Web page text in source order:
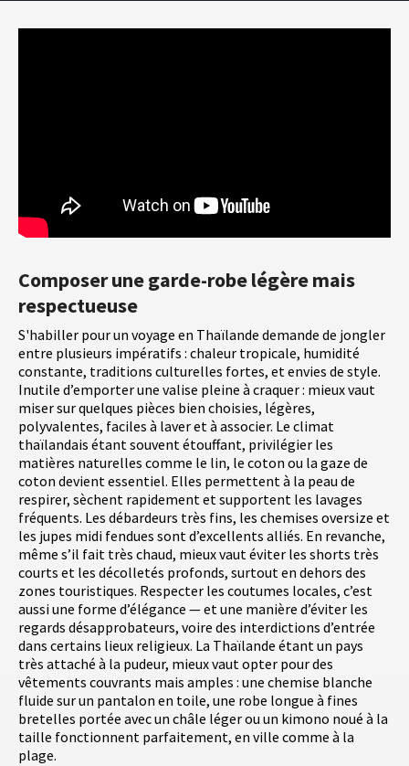
Composer une garde-robe légère mais
respectueuse
S'habiller pour un voyage en Thaïlande demande de jongler
entre plusieurs impératifs : chaleur tropicale, humidité
constante, traditions culturelles fortes, et envies de style.
Inutile d’emporter une valise pleine à craquer : mieux vaut
miser sur quelques pièces bien choisies, légères,
polyvalentes, faciles à laver et à associer. Le climat
thaïlandais étant souvent étouffant, privilégier les
matières naturelles comme le lin, le coton ou la gaze de
coton devient essentiel. Elles permettent à la peau de
respirer, sèchent rapidement et supportent les lavages
fréquents. Les débardeurs très fins, les chemises oversize et
les jupes midi fendues sont d’excellents alliés. En revanche,
même s’il fait très chaud, mieux vaut éviter les shorts très
courts et les décolletés profonds, surtout en dehors des
zones touristiques. Respecter les coutumes locales, c’est
aussi une forme d’élégance — et une manière d’éviter les
regards désapprobateurs, voire des interdictions d’entrée
dans certains lieux religieux. La Thaïlande étant un pays
très attaché à la pudeur, mieux vaut opter pour des
vêtements couvrants mais amples : une chemise blanche
fluide sur un pantalon en toile, une robe longue à fines
bretelles portée avec un châle léger ou un kimono noué à la
taille fonctionnent parfaitement, en ville comme à la
plage.